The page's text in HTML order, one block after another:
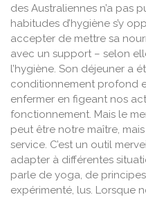
des Australiennes n’a pas
habitudes d’hygiène s’y
accepter de mettre sa
avec un support – selon
l’hygiène. Son déjeuner a
conditionnement profond
enfermer en figeant nos
fonctionnement. Mais le
peut être notre maître,
service. C’est un outil
adapter à différentes
parle de yoga, de
expérimenté, lus. Lorsque